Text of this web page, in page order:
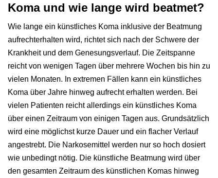
Koma und wie lange wird beatmet?
Wie lange ein künstliches Koma inklusive der Beatmung
aufrechterhalten wird, richtet sich nach der Schwere der
Krankheit und dem Genesungsverlauf. Die Zeitspanne
reicht von wenigen Tagen über mehrere Wochen bis hin zu
vielen Monaten. In extremen Fällen kann ein künstliches
Koma über Jahre hinweg aufrecht erhalten werden. Bei
vielen Patienten reicht allerdings ein künstliches Koma
über einen Zeitraum von einigen Tagen aus. Grundsätzlich
wird eine möglichst kurze Dauer und ein flacher Verlauf
angestrebt. Die Narkosemittel werden nur so hoch dosiert
wie unbedingt nötig. Die künstliche Beatmung wird über
den gesamten Zeitraum des künstlichen Komas hinweg